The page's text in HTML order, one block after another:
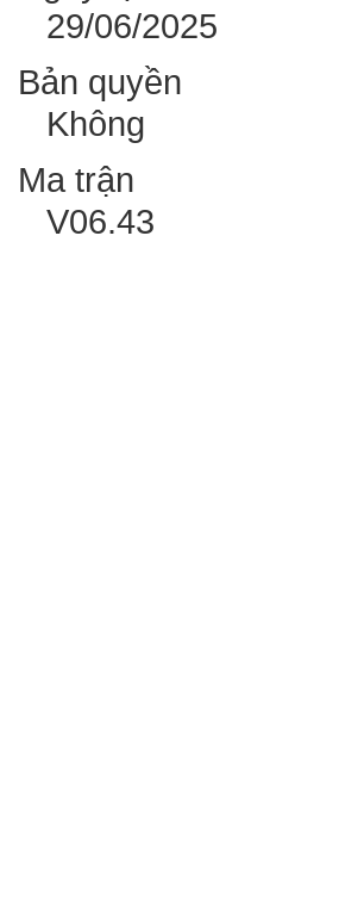
29/06/2025
Bản quyền
Không
Ma trận
V06.43